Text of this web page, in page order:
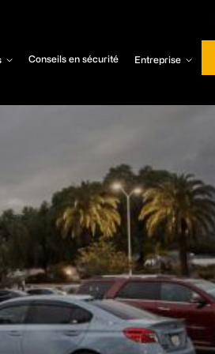
Conseils en sécurité Entreprise